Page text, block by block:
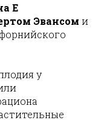
Е
Эвансом и
у